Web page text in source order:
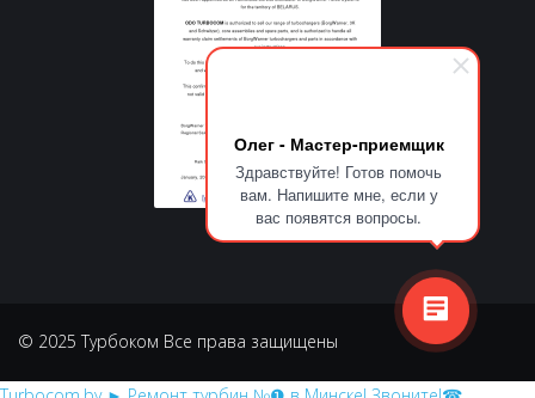
Олег - Мастер-приемщик
Здравствуйте! Готов помочь
вам. Напишите мне, если у
вас появятся вопросы.
© 2025 Турбоком Все права защищены